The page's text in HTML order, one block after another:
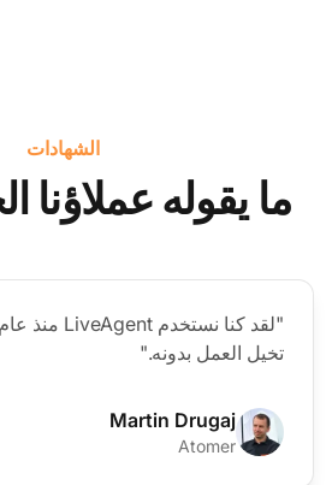
الشهادات
ما يقوله عملاؤنا
تخيل العمل بدونه."
Martin Drugaj
Atomer